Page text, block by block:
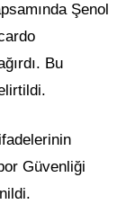
Şenol
Bu
Güvenliği